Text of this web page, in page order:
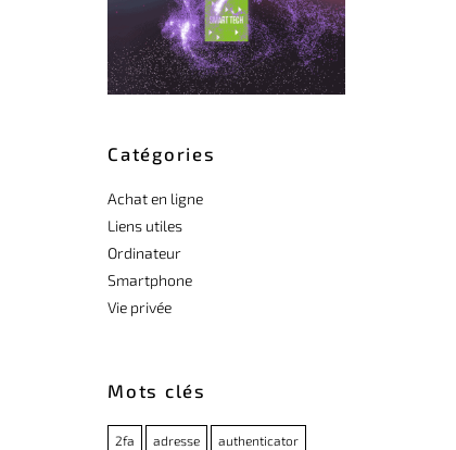
Catégories
Achat en ligne
Liens utiles
Ordinateur
Smartphone
Vie privée
Mots clés
2fa adresse authenticator